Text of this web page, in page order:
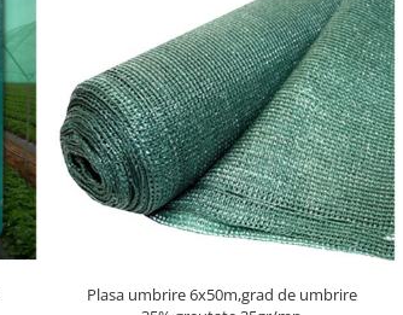
Plasa umbrire 6x50m,grad de umbrire